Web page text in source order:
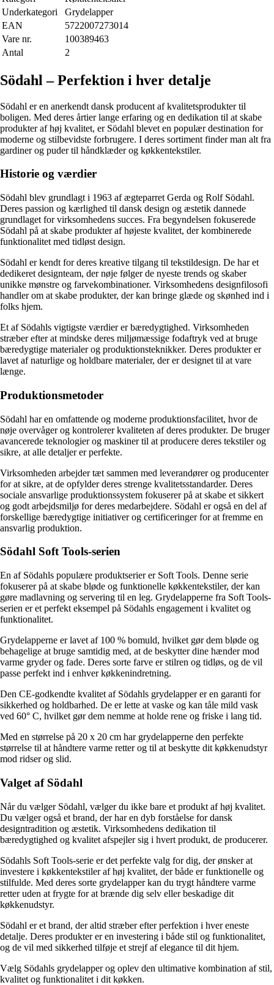
Underkategori
Grydelapper
EAN
5722007273014
Vare nr.
100389463
Antal
2
Södahl – Perfektion i hver detalje
Södahl er en anerkendt dansk producent af kvalitetsprodukter til
boligen. Med deres årtier lange erfaring og en dedikation til at skabe
produkter af høj kvalitet, er Södahl blevet en populær destination for
moderne og stilbevidste forbrugere. I deres sortiment finder man alt fra
gardiner og puder til håndklæder og køkkentekstiler.
Historie og værdier
Södahl blev grundlagt i 1963 af ægteparret Gerda og Rolf Södahl.
Deres passion og kærlighed til dansk design og æstetik dannede
grundlaget for virksomhedens succes. Fra begyndelsen fokuserede
Södahl på at skabe produkter af højeste kvalitet, der kombinerede
funktionalitet med tidløst design.
Södahl er kendt for deres kreative tilgang til tekstildesign. De har et
dedikeret designteam, der nøje følger de nyeste trends og skaber
unikke mønstre og farvekombinationer. Virksomhedens designfilosofi
handler om at skabe produkter, der kan bringe glæde og skønhed ind i
folks hjem.
Et af Södahls vigtigste værdier er bæredygtighed. Virksomheden
stræber efter at mindske deres miljømæssige fodaftryk ved at bruge
bæredygtige materialer og produktionsteknikker. Deres produkter er
lavet af naturlige og holdbare materialer, der er designet til at vare
længe.
Produktionsmetoder
Södahl har en omfattende og moderne produktionsfacilitet, hvor de
nøje overvåger og kontrolerer kvaliteten af deres produkter. De bruger
avancerede teknologier og maskiner til at producere deres tekstiler og
sikre, at alle detaljer er perfekte.
Virksomheden arbejder tæt sammen med leverandører og producenter
for at sikre, at de opfylder deres strenge kvalitetsstandarder. Deres
sociale ansvarlige produktionssystem fokuserer på at skabe et sikkert
og godt arbejdsmiljø for deres medarbejdere. Södahl er også en del af
forskellige bæredygtige initiativer og certificeringer for at fremme en
ansvarlig produktion.
Södahl Soft Tools-serien
En af Södahls populære produktserier er Soft Tools. Denne serie
fokuserer på at skabe bløde og funktionelle køkkentekstiler, der kan
gøre madlavning og servering til en leg. Grydelapperne fra Soft Tools-
serien er et perfekt eksempel på Södahls engagement i kvalitet og
funktionalitet.
Grydelapperne er lavet af 100 % bomuld, hvilket gør dem bløde og
behagelige at bruge samtidig med, at de beskytter dine hænder mod
varme gryder og fade. Deres sorte farve er stilren og tidløs, og de vil
passe perfekt ind i enhver køkkenindretning.
Den CE-godkendte kvalitet af Södahls grydelapper er en garanti for
sikkerhed og holdbarhed. De er lette at vaske og kan tåle mild vask
ved 60° C, hvilket gør dem nemme at holde rene og friske i lang tid.
Med en størrelse på 20 x 20 cm har grydelapperne den perfekte
størrelse til at håndtere varme retter og til at beskytte dit køkkenudstyr
mod ridser og slid.
Valget af Södahl
Når du vælger Södahl, vælger du ikke bare et produkt af høj kvalitet.
Du vælger også et brand, der har en dyb forståelse for dansk
designtradition og æstetik. Virksomhedens dedikation til
bæredygtighed og kvalitet afspejler sig i hvert produkt, de producerer.
Södahls Soft Tools-serie er det perfekte valg for dig, der ønsker at
investere i køkkentekstiler af høj kvalitet, der både er funktionelle og
stilfulde. Med deres sorte grydelapper kan du trygt håndtere varme
retter uden at frygte for at brænde dig selv eller beskadige dit
køkkenudstyr.
Södahl er et brand, der altid stræber efter perfektion i hver eneste
detalje. Deres produkter er en investering i både stil og funktionalitet,
og de vil med sikkerhed tilføje et strejf af elegance til dit hjem.
Vælg Södahls grydelapper og oplev den ultimative kombination af stil,
kvalitet og funktionalitet i dit køkken.